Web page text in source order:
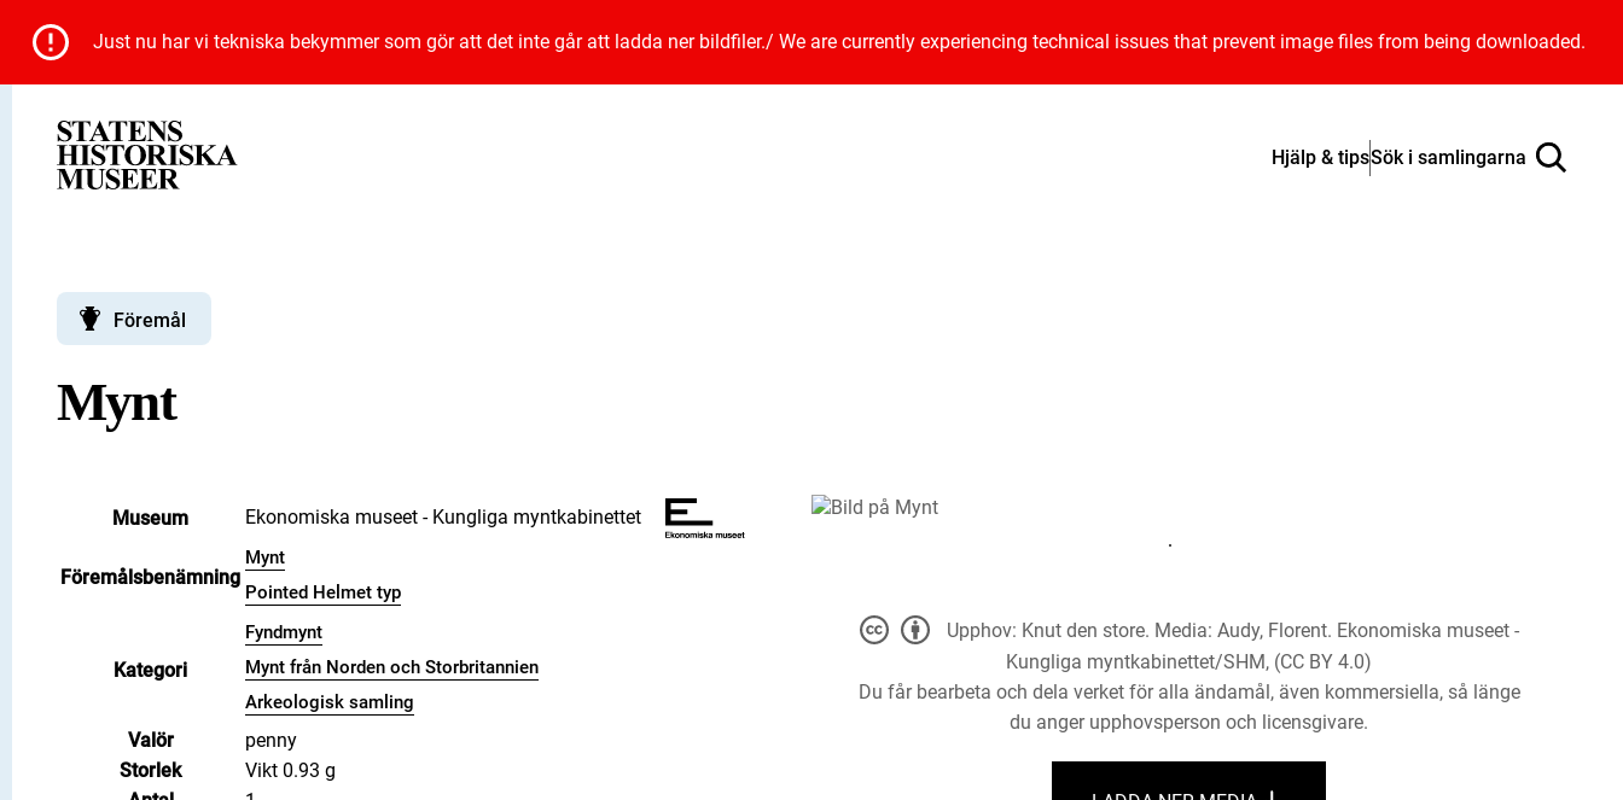
Just nu har vi tekniska bekymmer som gör att det inte går att ladda ner bildfiler./ We are currently experiencing technical issues that prevent image files from being downloaded.
Hjälp & tipsSök i samlingarna
Föremål
Mynt
Museum Ekonomiska museet - Kungliga myntkabinettet
Föremålsbenämning
Mynt
Pointed Helmet typ
Kategori
Fyndmynt
Mynt från Norden och Storbritannien
Arkeologisk samling
Valör
penny
Storlek
Vikt 0.93 g
Upphov: Knut den store. Media: Audy, Florent. Ekonomiska museet -
Kungliga myntkabinettet/SHM, (CC BY 4.0)
Du får bearbeta och dela verket för alla ändamål, även kommersiella, så länge
du anger upphovsperson och licensgivare.